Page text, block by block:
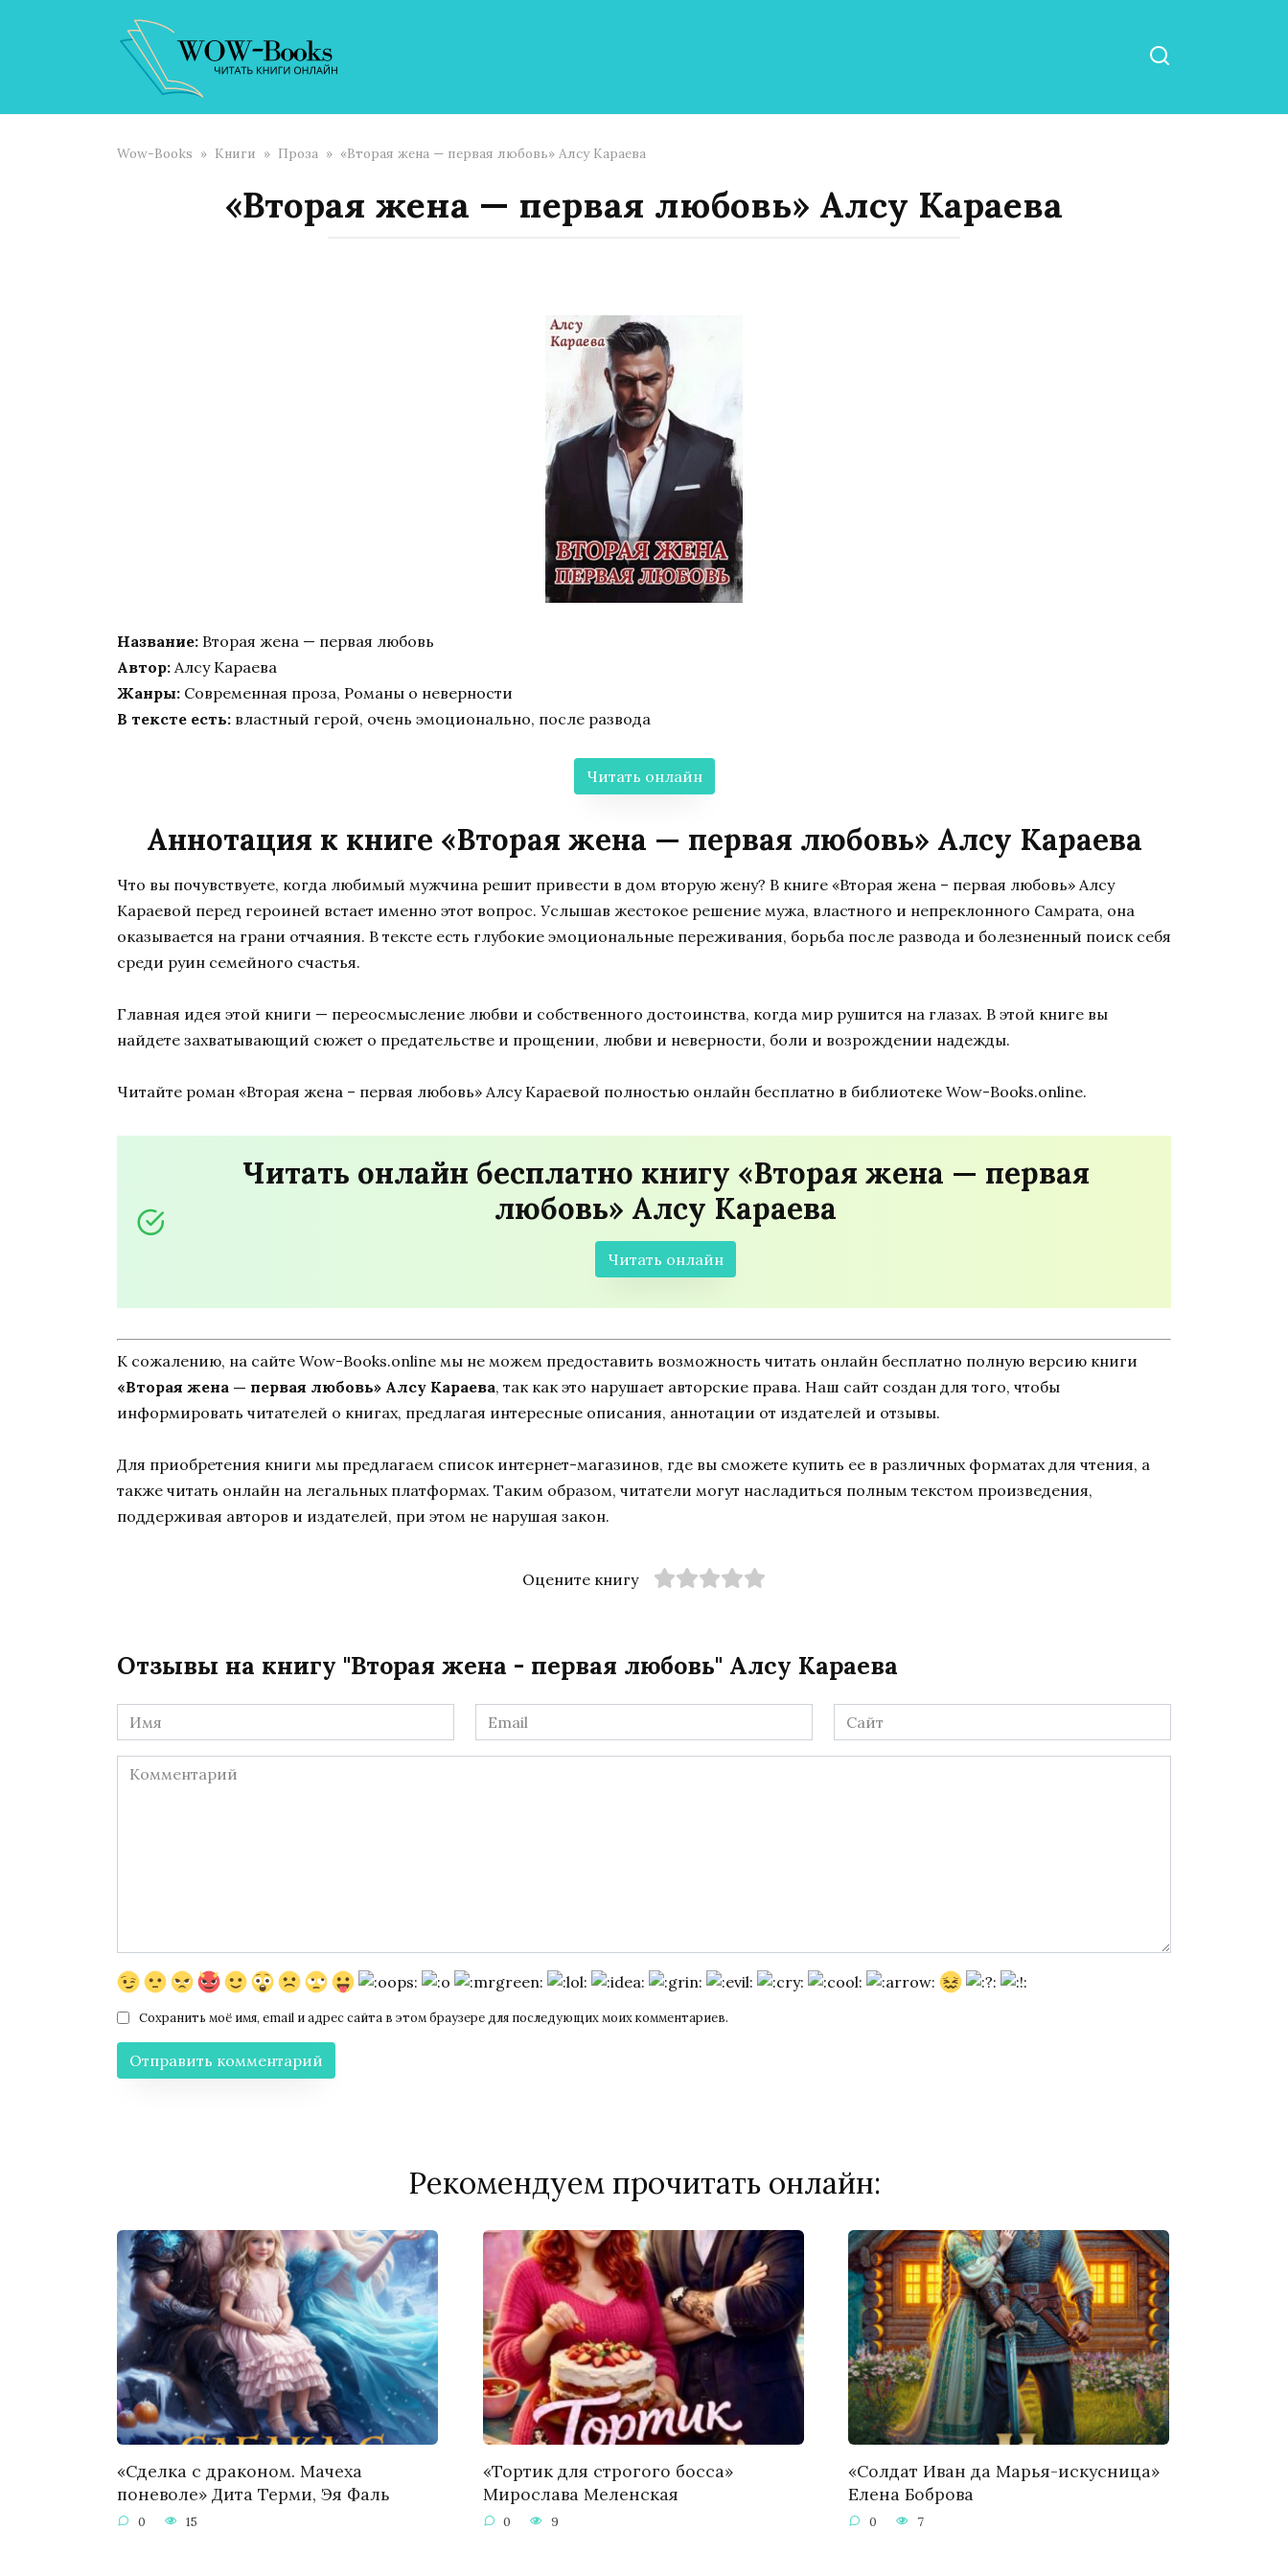
Wow-Books » Книги » Проза » «Вторая жена — первая любовь» Алсу Караева
«Вторая жена — первая любовь» Алсу Караева
Название: Вторая жена — первая любовь
Автор: Алсу Караева
Жанры: Современная проза, Романы о неверности
В тексте есть: властный герой, очень эмоционально, после развода
Читать онлайн
Аннотация к книге «Вторая жена — первая любовь» Алсу Караева
Что вы почувствуете, когда любимый мужчина решит привести в дом вторую жену? В книге «Вторая жена – первая любовь» Алсу
Караевой перед героиней встает именно этот вопрос. Услышав жестокое решение мужа, властного и непреклонного Самрата, она
оказывается на грани отчаяния. В тексте есть глубокие эмоциональные переживания, борьба после развода и болезненный поиск себя
среди руин семейного счастья.
Главная идея этой книги — переосмысление любви и собственного достоинства, когда мир рушится на глазах. В этой книге вы
найдете захватывающий сюжет о предательстве и прощении, любви и неверности, боли и возрождении надежды.
Читайте роман «Вторая жена – первая любовь» Алсу Караевой полностью онлайн бесплатно в библиотеке Wow-Books.online.
Читать онлайн бесплатно книгу «Вторая жена — первая
любовь» Алсу Караева
Читать онлайн
К сожалению, на сайте Wow-Books.online мы не можем предоставить возможность читать онлайн бесплатно полную версию книги
«Вторая жена — первая любовь» Алсу Караева, так как это нарушает авторские права. Наш сайт создан для того, чтобы
информировать читателей о книгах, предлагая интересные описания, аннотации от издателей и отзывы.
Для приобретения книги мы предлагаем список интернет-магазинов, где вы сможете купить ее в различных форматах для чтения, а
также читать онлайн на легальных платформах. Таким образом, читатели могут насладиться полным текстом произведения,
поддерживая авторов и издателей, при этом не нарушая закон.
Оцените книгу
Отзывы на книгу "Вторая жена - первая любовь" Алсу Караева
Имя
*
Email
*
Сайт
Комментарий
Сохранить моё имя, email и адрес сайта в этом браузере для последующих моих комментариев.
Рекомендуем прочитать онлайн:
«Сделка с драконом. Мачеха
поневоле» Дита Терми, Эя Фаль
0 15
«Тортик для строгого босса»
Мирослава Меленская
0 9
«Солдат Иван да Марья-искусница»
Елена Боброва
0 7